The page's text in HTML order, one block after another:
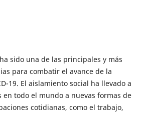
sido una de las principales y más
para combatir el avance de la
19. El aislamiento social ha llevado a
en todo el mundo a nuevas formas de
cotidianas, como el trabajo,